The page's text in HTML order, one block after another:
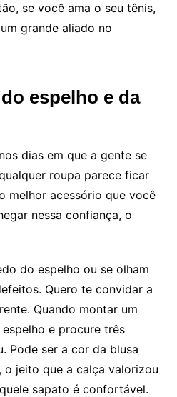
se você ama o seu tênis,
grande aliado no
espelho e da
dias em que a gente se
roupa parece ficar
melhor acessório que você
nessa confiança, o
do espelho ou se olham
Quero te convidar a
Quando montar um
e procure três
Pode ser a cor da blusa
o jeito que a calça valorizou
sapato é confortável.